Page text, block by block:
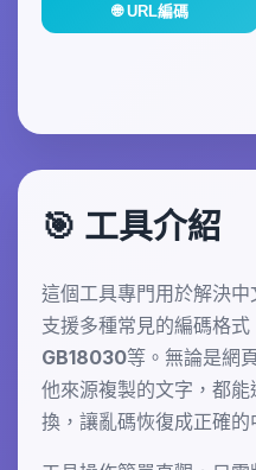
🌐 URL編碼
🎯 工具介紹
這個工具專門用於解決
支援多種常見的編碼格
GB18030等。無論是網
他來源複製的文字，都
換，讓亂碼恢復成正確的